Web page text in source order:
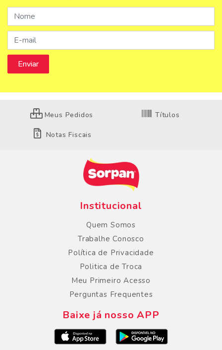
Meus Pedidos Títulos
Notas Fiscais
Institucional
Quem Somos
Trabalhe Conosco
Política de Privacidade
Politica de Troca
Meu Primeiro Acesso
Perguntas Frequentes
Baixe já nosso APP